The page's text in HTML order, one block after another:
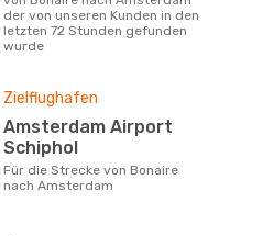
der von unseren Kunden in den
letzten 72 Stunden gefunden
wurde
Zielflughafen
Amsterdam Airport
Schiphol
Für die Strecke von Bonaire
nach Amsterdam